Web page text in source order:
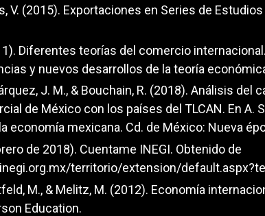
V. (2015). Exportaciones en Series de
Diferentes teorías del comercio
y nuevos desarrollos de la teoría
J. M., & Bouchain, R. (2018). Análisis del
de México con los países del TLCAN. En A.
economía mexicana. Cd. de México: Nueva
de 2018). Cuentame INEGI. Obtenido de
territorio/extension/
M., & Melitz, M. (2012). Economía
Education.